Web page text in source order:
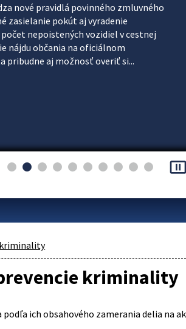
nové pravidlá povinného zmluvného
zasielanie pokút aj vyradenie
nepoistených vozidiel v cestnej
nájdu občania na oficiálnom
aj možnosť overiť si...
pause_presentation
kriminality
ich obsahového zamerania delia na